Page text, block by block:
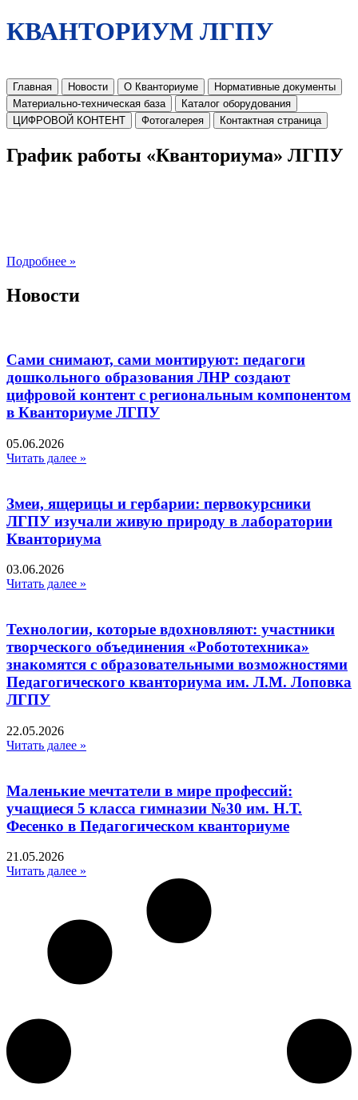
КВАНТОРИУМ ЛГПУ
Главная Новости О Кванториуме
Нормативные документы
Материально-техническая база
Каталог оборудования
ЦИФРОВОЙ КОНТЕНТ
Фотогалерея Контактная страница
График работы «Кванториума» ЛГПУ
Подробнее »
Новости
Сами снимают, сами монтируют: педагоги
дошкольного образования ЛНР создают
цифровой контент с региональным компонентом
в Кванториуме ЛГПУ​
05.06.2026
Читать далее »
Змеи, ящерицы и гербарии: первокурсники
ЛГПУ изучали живую природу в лаборатории
Кванториума
03.06.2026
Читать далее »
Технологии, которые вдохновляют: участники
творческого объединения «Робототехника»
знакомятся с образовательными возможностями
Педагогического кванториума им. Л.М. Лоповка
ЛГПУ
22.05.2026
Читать далее »
Маленькие мечтатели в мире профессий:
учащиеся 5 класса гимназии №30 им. Н.Т.
Фесенко в Педагогическом кванториуме
21.05.2026
Читать далее »